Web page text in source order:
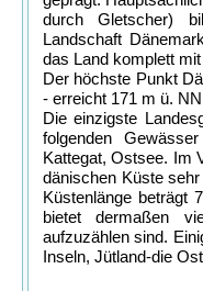
durch Gletscher)
Landschaft
das Land komplett
Der höchste Punkt
- erreicht 171 m ü.
Die einzigste
folgenden
Kattegat, Ostsee. Im
dänischen Küste
Küstenlänge beträgt
bietet dermaßen
aufzuzählen sind.
Inseln, Jütland-die